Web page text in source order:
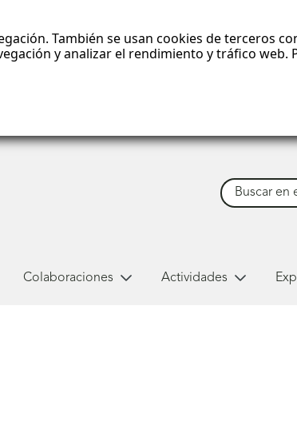
También se usan cookies de terceros
y analizar el rendimiento y tráfico web.
Buscar
Colaboraciones Actividades